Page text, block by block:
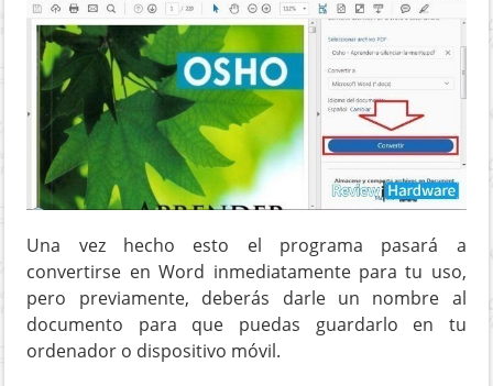
Una vez hecho esto el programa pasará a
convertirse en Word inmediatamente para tu uso,
pero previamente, deberás darle un nombre al
documento para que puedas guardarlo en tu
ordenador o dispositivo móvil.